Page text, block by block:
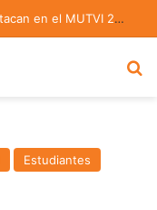
Estudiantes STEM de la UDLAP destacan en el MUTVI 2026
Estudiantes